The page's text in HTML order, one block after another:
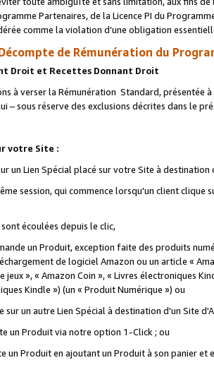
Partenaires, de la Licence PI du
comme la violation d’une obligation
de Rémunération du
Droit et Recettes Donnant Droit
à verser la Rémunération Standard, présentée
– sous réserve des exclusions décrites dans le
votre Site :
un Lien Spécial placé sur votre Site à destination
session, qui commence lorsqu'un client
écoulées depuis le clic,
un Produit, exception faite des produits
de logiciel Amazon ou un article «
jeux », « Amazon Coin », « Livres électroniques
Kindle ») (un « Produit Numérique ») ou
un autre Lien Spécial à destination d'un Site
un Produit via notre option 1-Click ; ou
Produit en ajoutant un Produit à son panier et